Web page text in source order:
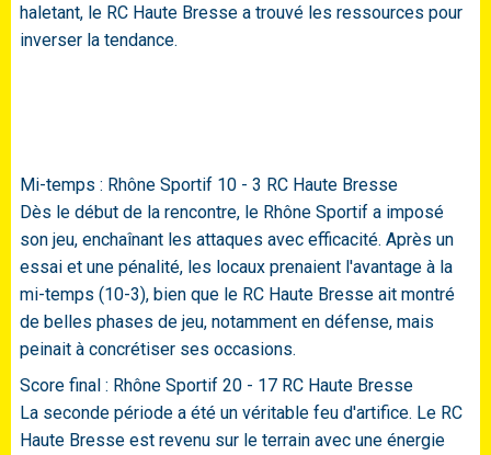
haletant, le RC Haute Bresse a trouvé les ressources pour
inverser la tendance.
Mi-temps : Rhône Sportif 10 - 3 RC Haute Bresse
Dès le début de la rencontre, le Rhône Sportif a imposé
son jeu, enchaînant les attaques avec efficacité. Après un
essai et une pénalité, les locaux prenaient l'avantage à la
mi-temps (10-3), bien que le RC Haute Bresse ait montré
de belles phases de jeu, notamment en défense, mais
peinait à concrétiser ses occasions.
Score final : Rhône Sportif 20 - 17 RC Haute Bresse
La seconde période a été un véritable feu d'artifice. Le RC
Haute Bresse est revenu sur le terrain avec une énergie